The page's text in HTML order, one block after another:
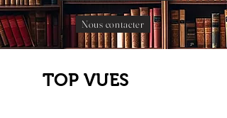
Nous contacter
TOP VUES